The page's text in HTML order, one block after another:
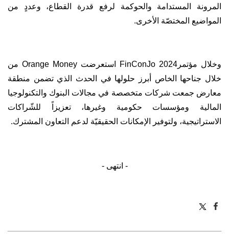
المرونة المستدامة والحوكمة لرفع قدرة القطاع، وعددٍ من
المواضيع المختصّة الأخرى.
وخلال مؤتمر FinConJo 2024 استعرضت Orange Money من
خلال جناحها الخاص أبرز حلولها في الحدث الذي تضمن منطقة
معارض جمعت شركات متخصصة في مجالات البنوك والتكنولوجيا
المالية ومؤسسات حكومية وغيرها، تعزيزاً للشّراكات
الاستراتيجية، ولتوفير الإمكانات الحقيقيّة لدعم التعاون المشترك.
- انتهى -